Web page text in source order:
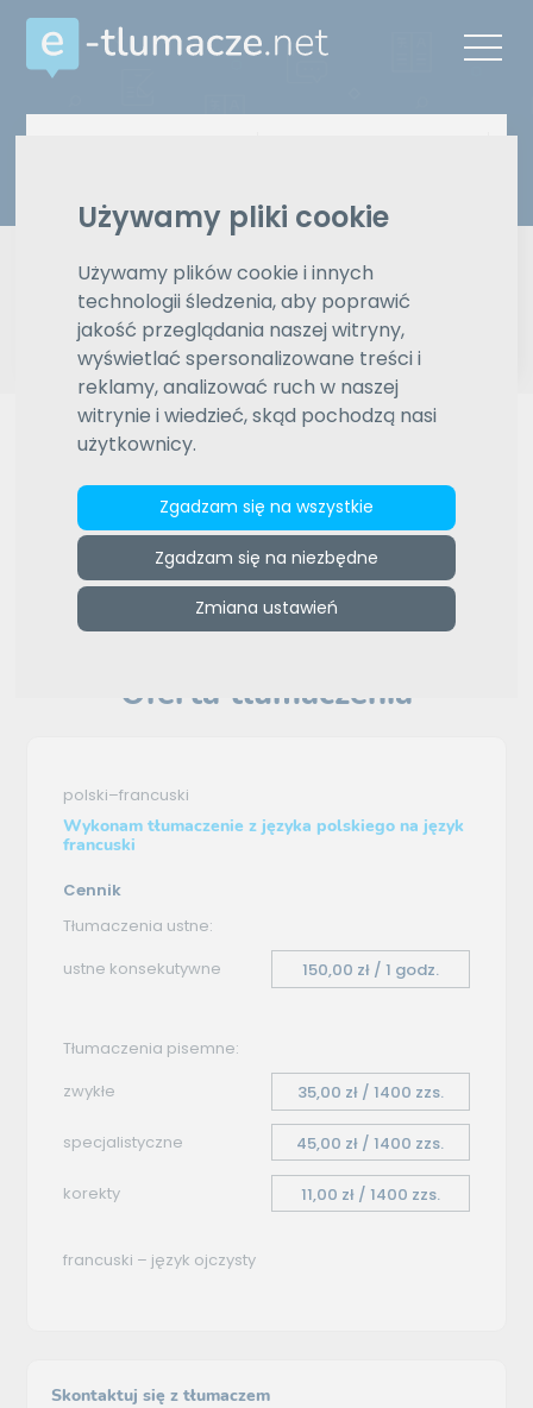
Używamy pliki cookie
Używamy plików cookie i innych
technologii śledzenia, aby poprawić
jakość przeglądania naszej witryny,
wyświetlać spersonalizowane treści i
reklamy, analizować ruch w naszej
witrynie i wiedzieć, skąd pochodzą nasi
użytkownicy.
Zgadzam się na wszystkie
Zgadzam się na niezbędne
Zmiana ustawień
Typ tłumaczenia
Znajdź tłumacza
Wyszukiwanie zaawansowane
ZAMÓW REKLAMĘ W TYM MIEJSCU
Kierunek Francja>Oferta tłumaczenia -
polski–francuski
Oferta tłumaczenia
polski–francuski
Wykonam tłumaczenie z języka polskiego na język
francuski
Cennik
Tłumaczenia ustne:
ustne konsekutywne
150,00 zł / 1 godz.
Tłumaczenia pisemne:
zwykłe
35,00 zł / 1400 zzs.
specjalistyczne 45,00 zł / 1400 zzs.
korekty 11,00 zł / 1400 zzs.
francuski – język ojczysty
Skontaktuj się z tłumaczem